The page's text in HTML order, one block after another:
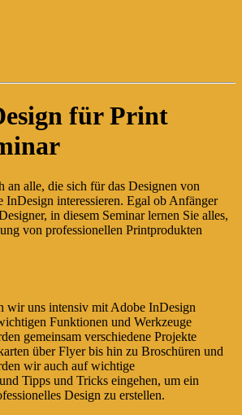
für Print
an alle, die sich für das Designen von
InDesign interessieren. Egal ob Anfänger
in diesem Seminar lernen Sie alles,
von professionellen Printprodukten
wir uns intensiv mit Adobe InDesign
Funktionen und Werkzeuge
gemeinsam verschiedene Projekte
über Flyer bis hin zu Broschüren und
wir auch auf wichtige
Tipps und Tricks eingehen, um ein
Design zu erstellen.